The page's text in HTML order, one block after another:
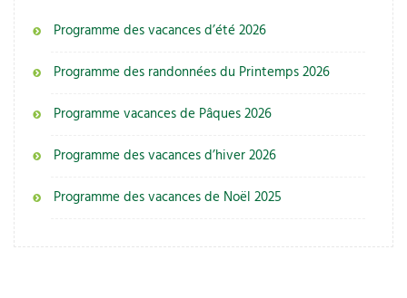
Programme des vacances d’été 2026
Programme des randonnées du Printemps 2026
Programme vacances de Pâques 2026
Programme des vacances d’hiver 2026
Programme des vacances de Noël 2025